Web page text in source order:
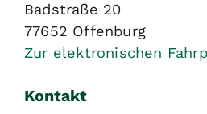
Badstraße 20
77652 Offenburg
Zur elektronischen
Kontakt